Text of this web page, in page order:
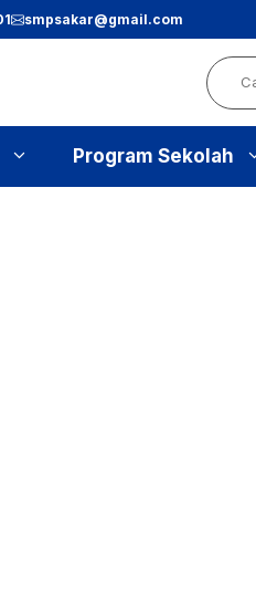
smpsakar@gmail.com
Search
Program Sekolah